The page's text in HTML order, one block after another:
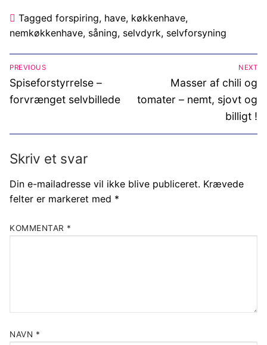
Tagged forspiring, have, køkkenhave,
nemkøkkenhave, såning, selvdyrk, selvforsyning
Indlægsnavigation
PREVIOUS
Previous
post:
Spiseforstyrrelse –
forvrænget selvbillede
NEXT
Next
post:
Masser af chili og
tomater – nemt, sjovt og
billigt !
Skriv et svar
Din e-mailadresse vil ikke blive publiceret. Krævede
felter er markeret med *
KOMMENTAR *
NAVN *